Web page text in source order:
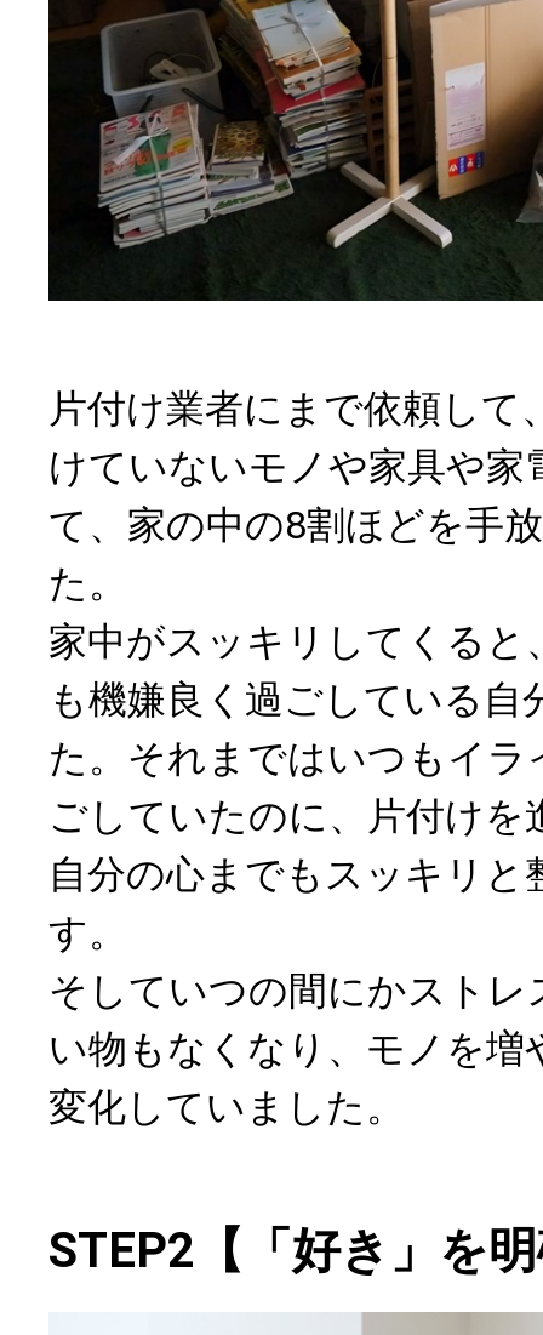
片付け業者にまで依頼して
けていないモノや家具や家
て、家の中の8割ほどを手
た。
家中がスッキリしてくると
も機嫌良く過ごしている自
た。それまではいつもイラ
ごしていたのに、片付けを
自分の心までもスッキリと
す。
そしていつの間にかストレ
い物もなくなり、モノを増
変化していました。
STEP2【「好き」を